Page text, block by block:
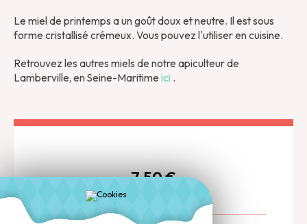
Le miel de printemps a un goût doux et neutre. Il est sous
forme cristallisé crémeux. Vous pouvez l'utiliser en cuisine.
Retrouvez les autres miels de notre apiculteur de
Lamberville, en Seine-Maritime ici .
7,50€